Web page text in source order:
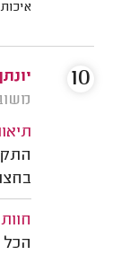
איכות
משוב: 25/
הכל
10